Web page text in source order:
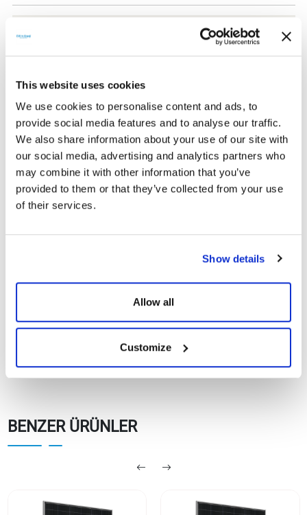
This website uses cookies
We use cookies to personalise content and ads, to
provide social media features and to analyse our traffic.
We also share information about your use of our site with
our social media, advertising and analytics partners who
may combine it with other information that you’ve
provided to them or that they’ve collected from your use
of their services.
Show details
Allow all
Customize
Teknik Dokümanlar
Sertifikalar
CE Belgeleri
Panelleri
BENZER ÜRÜNLER